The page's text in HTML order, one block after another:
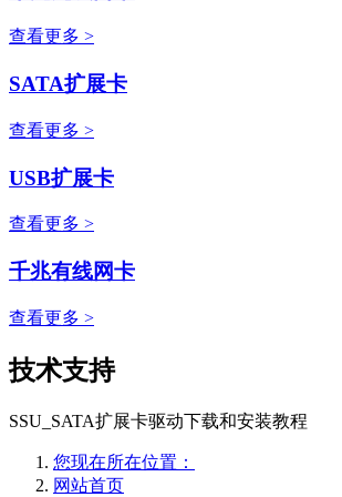
查看更多 >
SATA扩展卡
查看更多 >
USB扩展卡
查看更多 >
千兆有线网卡
查看更多 >
技术支持
SSU_SATA扩展卡驱动下载和安装教程
您现在所在位置：
网站首页